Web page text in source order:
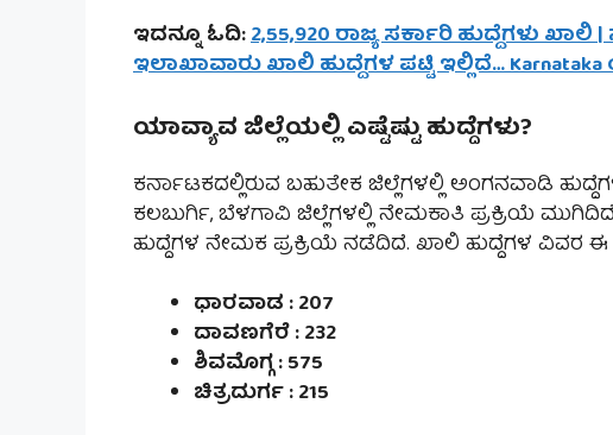
ಇದನ್ನೂ ಓದಿ:2,55,920 ರಾಜ್ಯ ಸರ್ಕಾರಿ ಹುದ್ದೆಗಳು
ಇಲಾಖಾವಾರು ಖಾಲಿ ಹುದ್ದೆಗಳ ಪಟ್ಟಿ ಇಲ್ಲಿದೆ… Karnataka
ಯಾವ್ಯಾವ ಜಿಲ್ಲೆಯಲ್ಲಿ ಎಷ್ಟೆಷ್ಟು ಹುದ್ದೆಗಳು?
ಕರ್ನಾಟಕದಲ್ಲಿರುವ ಬಹುತೇಕ ಜಿಲ್ಲೆಗಳಲ್ಲಿ ಅಂಗನವಾಡಿ
ಕಲಬುರ್ಗಿ, ಬೆಳಗಾವಿ ಜಿಲ್ಲೆಗಳಲ್ಲಿ ನೇಮಕಾತಿ ಪ್ರಕ್ರಿಯೆ
ಹುದ್ದೆಗಳ ನೇಮಕ ಪ್ರಕ್ರಿಯೆ ನಡೆದಿದೆ. ಖಾಲಿ ಹುದ್ದೆಗಳ ವಿವರ
ಧಾರವಾಡ : 207
ದಾವಣಗೆರೆ : 232
ಶಿವಮೊಗ್ಗ : 575
ಚಿತ್ರದುರ್ಗ : 215